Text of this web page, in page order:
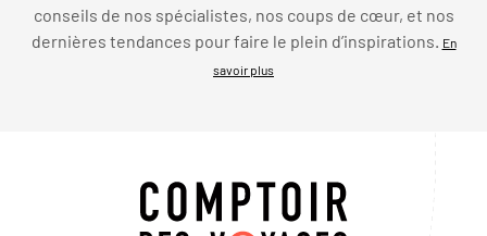
conseils de nos spécialistes, nos coups de cœur, et nos
dernières tendances pour faire le plein d’inspirations.
En
savoir plus